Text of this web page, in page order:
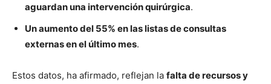
aguardan una intervención quirúrgica.
Un aumento del 55% en las listas de consultas
externas en el último mes.
Estos datos, ha afirmado, reflejan la falta de recursos y